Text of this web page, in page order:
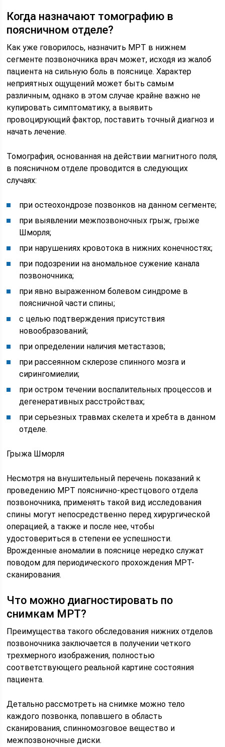
Когда назначают томографию в
поясничном отделе?
Как уже говорилось, назначить МРТ в нижнем
сегменте позвоночника врач может, исходя из жалоб
пациента на сильную боль в пояснице. Характер
неприятных ощущений может быть самым
различным, однако в этом случае крайне важно не
купировать симптоматику, а выявить
провоцирующий фактор, поставить точный диагноз и
начать лечение.
Томография, основанная на действии магнитного поля,
в поясничном отделе проводится в следующих
случаях:
при остеохондрозе позвонков на данном сегменте;
при выявлении межпозвоночных грыж, грыже
Шморля;
при нарушениях кровотока в нижних конечностях;
при подозрении на аномальное сужение канала
позвоночника;
при явно выраженном болевом синдроме в
поясничной части спины;
с целью подтверждения присутствия
новообразований;
при определении наличия метастазов;
при рассеянном склерозе спинного мозга и
сирингомиелии;
при остром течении воспалительных процессов и
дегенеративных расстройствах;
при серьезных травмах скелета и хребта в данном
отделе.
Грыжа Шморля
Несмотря на внушительный перечень показаний к
проведению МРТ пояснично-крестцового отдела
позвоночника, применять такой вид исследования
спины могут непосредственно перед хирургической
операцией, а также и после нее, чтобы
удостовериться в степени ее успешности.
Врожденные аномалии в пояснице нередко служат
поводом для периодического прохождения МРТ-
сканирования.
Что можно диагностировать по
снимкам МРТ?
Преимущества такого обследования нижних отделов
позвоночника заключается в получении четкого
трехмерного изображения, полностью
соответствующего реальной картине состояния
пациента.
Детально рассмотреть на снимке можно тело
каждого позвонка, попавшего в область
сканирования, спинномозговое вещество и
межпозвоночные диски.